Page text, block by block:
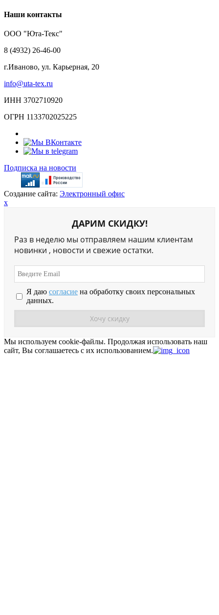
Наши контакты
ООО "Юта-Текс"
8 (4932) 26-46-00
г.Иваново, ул. Карьерная, 20
info@uta-tex.ru
ИНН 3702710920
ОГРН 1133702025225
Подписка на новости
Создание сайта: Электронный офис
x
ДАРИМ СКИДКУ!
Раз в неделю мы отправляем нашим клиентам
новинки , новости и свежие остатки.
Я даю согласие на обработку своих персональных
данных.
Мы используем cookie-файлы. Продолжая использовать наш
сайт, Вы соглашаетесь с их использованием.